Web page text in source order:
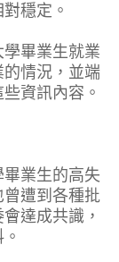
穩定。
畢業生就業
情況，並端
資訊內容。
業生的高失
遭到各種批
達成共識，